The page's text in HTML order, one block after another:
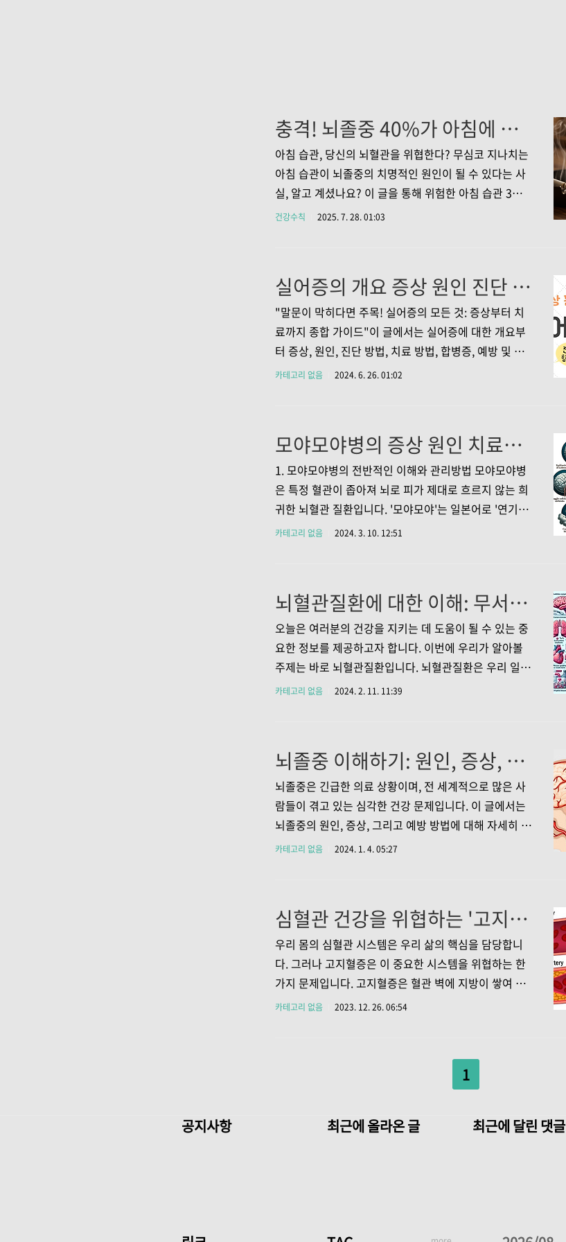
충격! 뇌졸중 40%가 아침에 발생? 지금 당장 바꿔야 할 습관 3가지
아침 습관, 당신의 뇌혈관을 위협한다? 무심코 지나치는
아침 습관이 뇌졸중의 치명적인 원인이 될 수 있다는 사
실, 알고 계셨나요? 이 글을 통해 위험한 아침 습관 3가지
를 알아보고, 건강한 아침 루틴으로 뇌졸중을 예방하는
었죠. 그런데 어느 날, 뇌졸중 관련 기사를 읽다가 깜짝
놀랐습니다. 뇌졸중의 40%가 아침 시간대에 발생한다는
내용이었거든요. 특히 저처럼 고혈압이나 당뇨, 고지혈
증 같은 만성질환이 있는 분들은 더욱 조심해야 한다고
하더라고요. 그래서 제가 직접 찾아보고, 의사 선생님께
건강수칙 2025. 7. 28. 01:03
실어증의 개요 증상 원인 진단 치료 합병증 예방 영양의 모든 것
"말문이 막히다면 주목! 실어증의 모든 것: 증상부터 치
료까지 종합 가이드"이 글에서는 실어증에 대한 개요부
터 증상, 원인, 진단 방법, 치료 방법, 합병증, 예방 및 영
양 관리에 이르기까지 실어증에 대해 알아야 할 모든 것
중, 두부 손상, 뇌염 등으로 발생하는데요, 언어를 담당하
는 뇌의 일부가 손상받을 때 나타나죠. 흔히 발음의 어려
움과 혼동되기도 하지만, 실어증은 언어 자체의 이해와
표현에 문제가 있다는 점에서 차이가 있어요.실어증의
주요 증상실어증의 증상은 아주 다양합니다. 대표적으로
카테고리 없음 2024. 6. 26. 01:02
모야모야병의 증상 원인 치료방법과 예방법의 모든 것
1. 모야모야병의 전반적인 이해와 관리방법 모야모야병
은 특정 혈관이 좁아져 뇌로 피가 제대로 흐르지 않는 희
귀한 뇌혈관 질환입니다. '모야모야'는 일본어로 '연기가
피어오르는 형상’을 의미하는데, 이 뇌혈관 질환명도 여
효과적인 치료 및 예방법에 대해 알아보도록 하겠습니
다. 2. 모야모야병의 증상과 징후 모야모야병의 증상은
다양하게 나타나는데, 특히 뇌에 제대로 피가 공급되지
않을 때 발생할 수 있는 증상들입니다. 소아의 경우 뇌졸
중과 유사한 증상, 즉 두통, 간질 발작, 운동이나 감각의
카테고리 없음 2024. 3. 10. 12:51
뇌혈관질환에 대한 이해: 무서운 증상부터 효과적인 예방법까지 알아보는 방법
오늘은 여러분의 건강을 지키는 데 도움이 될 수 있는 중
요한 정보를 제공하고자 합니다. 이번에 우리가 알아볼
주제는 바로 뇌혈관질환입니다. 뇌혈관질환은 우리 일상
에서 생각보다 더 자주 접할 수 있는 질환으로, 생활습관
혈관질환의 증상에 대한 이해 1.1 일반적으로 나타나는
증상들 뇌혈관 질환의 가장 일반적인 증상 중 하나로는
어느 한쪽 몸의 근육이 약해지거나 마비되는 현상이 자
주 관찰됩니다. 이러한 현상은 뇌의 특정 부위가 손상되
어 그 부위가 원래 조절하던 몸의 부분에 문제가 생기는
카테고리 없음 2024. 2. 11. 11:39
뇌졸중 이해하기: 원인, 증상, 그리고 예방
뇌졸중은 긴급한 의료 상황이며, 전 세계적으로 많은 사
람들이 겪고 있는 심각한 건강 문제입니다. 이 글에서는
뇌졸중의 원인, 증상, 그리고 예방 방법에 대해 자세히 알
아보고, 뇌졸중 발생 시 취해야 할 조치에 대해서도 논의
생합니다. 이는 혈관이 좁아져 뇌로 가는 혈류가 차단되
면서 뇌 조직이 산소와 영양분을 제대로 받지 못해 발생
합니다. 출혈성 뇌졸중은 뇌 안의 혈관이 파열되어 주변
뇌 조직에 출혈이 일어나는 상태입니다. 이는 뇌 내부의
압력을 증가시키고, 뇌 조직을 손상시키며, 때로는 생명
카테고리 없음 2024. 1. 4. 05:27
심혈관 건강을 위협하는 '고지혈증', 그 원인과 증상 예방 법
우리 몸의 심혈관 시스템은 우리 삶의 핵심을 담당합니
다. 그러나 고지혈증은 이 중요한 시스템을 위협하는 한
가지 문제입니다. 고지혈증은 혈관 벽에 지방이 쌓여 혈
액 흐름을 방해하는 상태로, 심근경색, 뇌졸중 등과 같은
다. 1. 고지혈증의 원인과 진단 가. 콜레스테롤과 트리글
리세라이드의 상승 고지혈증은 주로 혈액 속의 콜레스테
태를 말합니다. 콜레스테롤은 우리 몸에서 세포 벽의 주
요 구성 요소로 사용되지만, 과다하게 섭취하거나 생체
카테고리 없음 2023. 12. 26. 06:54
1
공지사항 최근에 올라온 글 최근에 달린 댓글